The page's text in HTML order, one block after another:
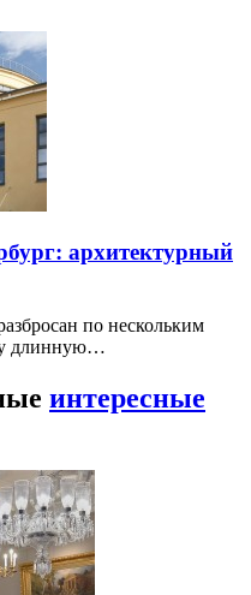
архитектурный
по нескольким
длинную…
интересные